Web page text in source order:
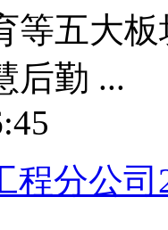
等五大
后勤 ...
程分公